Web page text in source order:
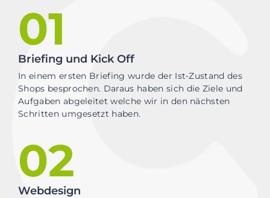
01
Briefing und Kick Off
In einem ersten Briefing wurde der Ist-Zustand des
Shops besprochen. Daraus haben sich die Ziele und
Aufgaben abgeleitet welche wir in den nächsten
Schritten umgesetzt haben.
02
Webdesign